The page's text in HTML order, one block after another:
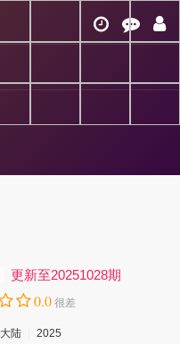
更新至20251028期
0.0 很差
大陆
2025